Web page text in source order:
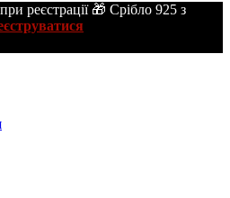
реєстрації 🎁 Срібло 925 з